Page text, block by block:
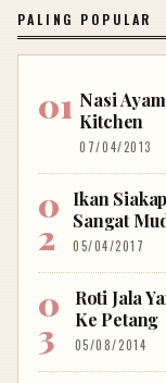
PALING POPULAR
Nasi
Kitchen
07/04/2013
Ikan
Sangat
05/04/2017
Roti Jala
Ke Petang
05/08/2014